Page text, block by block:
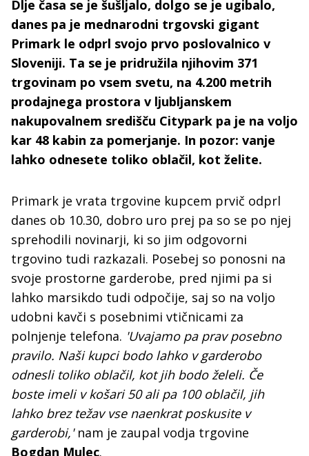
Dlje časa se je šušljalo, dolgo se je ugibalo,
danes pa je mednarodni trgovski gigant
Primark le odprl svojo prvo poslovalnico v
Sloveniji. Ta se je pridružila njihovim 371
trgovinam po vsem svetu, na 4.200 metrih
prodajnega prostora v ljubljanskem
nakupovalnem središču Citypark pa je na voljo
kar 48 kabin za pomerjanje. In pozor: vanje
lahko odnesete toliko oblačil, kot želite.
Primark je vrata trgovine kupcem prvič odprl
danes ob 10.30, dobro uro prej pa so se po njej
sprehodili novinarji, ki so jim odgovorni
trgovino tudi razkazali. Posebej so ponosni na
svoje prostorne garderobe, pred njimi pa si
lahko marsikdo tudi odpočije, saj so na voljo
udobni kavči s posebnimi vtičnicami za
polnjenje telefona. 'Uvajamo pa prav posebno
pravilo. Naši kupci bodo lahko v garderobo
odnesli toliko oblačil, kot jih bodo želeli. Če
boste imeli v košari 50 ali pa 100 oblačil, jih
lahko brez težav vse naenkrat poskusite v
garderobi,'nam je zaupal vodja trgovine
Bogdan Mulec.